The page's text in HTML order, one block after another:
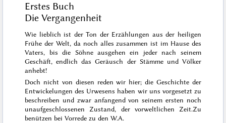
Erstes Buch
Die Vergangenheit
Wie lieblich ist der Ton der Erzählungen aus der heiligen
Frühe der Welt, da noch alles zusammen ist im Hause des
Vaters, bis die Söhne ausgehen ein jeder nach seinem
Geschäft, endlich das Geräusch der Stämme und Völker
anhebt!
Doch nicht von diesen reden wir hier; die Geschichte der
Entwickelungen des Urwesens haben wir uns vorgesetzt zu
beschreiben und zwar anfangend von seinem ersten noch
unaufgeschlossenen Zustand, der vorweltlichen Zeit.Zu
benützen bei Vorrede zu den W.A.